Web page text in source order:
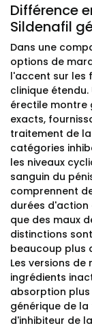
Différence
Sildenafil
Dans une
options de
l'accent sur les
clinique
érectile montre
exacts,
traitement de
catégories
les niveaux
sanguin du
comprennent
durées
que des maux
distinctions
beaucoup plus
Les versions
ingrédients
absorption plus
générique de
d'inhibiteur de